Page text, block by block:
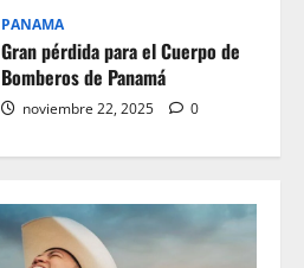
PANAMA
Gran pérdida para el Cuerpo de
Bomberos de Panamá
noviembre 22, 2025 0